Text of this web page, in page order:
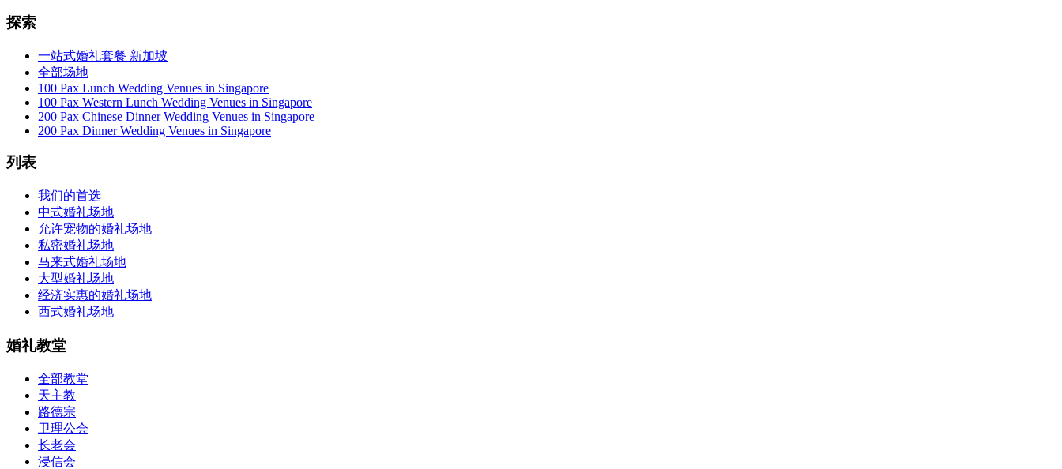
探索
一站式婚礼套餐 新加坡
全部场地
100 Pax Lunch Wedding Venues in Singapore
100 Pax Western Lunch Wedding Venues in Singapore
200 Pax Chinese Dinner Wedding Venues in Singapore
200 Pax Dinner Wedding Venues in Singapore
列表
我们的首选
中式婚礼场地
允许宠物的婚礼场地
私密婚礼场地
马来式婚礼场地
大型婚礼场地
经济实惠的婚礼场地
西式婚礼场地
婚礼教堂
全部教堂
天主教
路德宗
卫理公会
长老会
浸信会